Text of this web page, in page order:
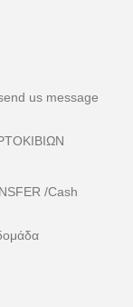
us message
/Cash